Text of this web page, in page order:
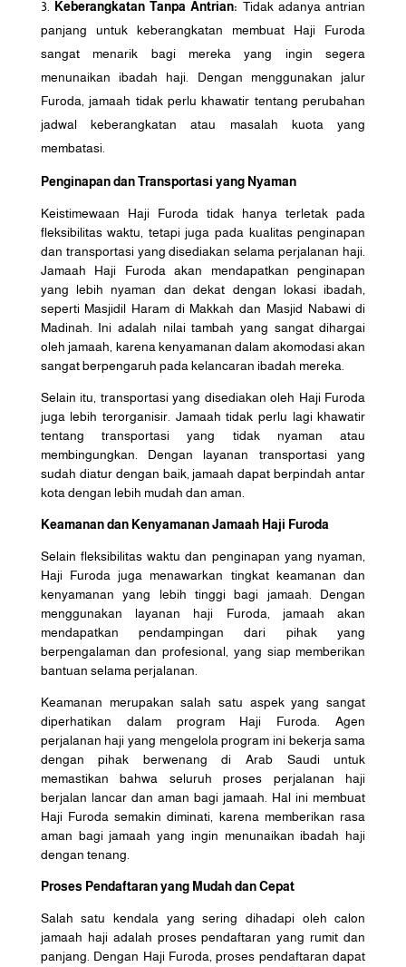
Keberangkatan Tanpa Antrian: Tidak adanya antrian
panjang untuk keberangkatan membuat Haji Furoda
sangat menarik bagi mereka yang ingin segera
menunaikan ibadah haji. Dengan menggunakan jalur
Furoda, jamaah tidak perlu khawatir tentang perubahan
jadwal keberangkatan atau masalah kuota yang
membatasi.
Penginapan dan Transportasi yang Nyaman
Keistimewaan Haji Furoda tidak hanya terletak pada
fleksibilitas waktu, tetapi juga pada kualitas penginapan
dan transportasi yang disediakan selama perjalanan haji.
Jamaah Haji Furoda akan mendapatkan penginapan
yang lebih nyaman dan dekat dengan lokasi ibadah,
seperti Masjidil Haram di Makkah dan Masjid Nabawi di
Madinah. Ini adalah nilai tambah yang sangat dihargai
oleh jamaah, karena kenyamanan dalam akomodasi akan
sangat berpengaruh pada kelancaran ibadah mereka.
Selain itu, transportasi yang disediakan oleh Haji Furoda
juga lebih terorganisir. Jamaah tidak perlu lagi khawatir
tentang transportasi yang tidak nyaman atau
membingungkan. Dengan layanan transportasi yang
sudah diatur dengan baik, jamaah dapat berpindah antar
kota dengan lebih mudah dan aman.
Keamanan dan Kenyamanan Jamaah Haji Furoda
Selain fleksibilitas waktu dan penginapan yang nyaman,
Haji Furoda juga menawarkan tingkat keamanan dan
kenyamanan yang lebih tinggi bagi jamaah. Dengan
menggunakan layanan haji Furoda, jamaah akan
mendapatkan pendampingan dari pihak yang
berpengalaman dan profesional, yang siap memberikan
bantuan selama perjalanan.
Keamanan merupakan salah satu aspek yang sangat
diperhatikan dalam program Haji Furoda. Agen
perjalanan haji yang mengelola program ini bekerja sama
dengan pihak berwenang di Arab Saudi untuk
memastikan bahwa seluruh proses perjalanan haji
berjalan lancar dan aman bagi jamaah. Hal ini membuat
Haji Furoda semakin diminati, karena memberikan rasa
aman bagi jamaah yang ingin menunaikan ibadah haji
dengan tenang.
Proses Pendaftaran yang Mudah dan Cepat
Salah satu kendala yang sering dihadapi oleh calon
jamaah haji adalah proses pendaftaran yang rumit dan
panjang. Dengan Haji Furoda, proses pendaftaran dapat